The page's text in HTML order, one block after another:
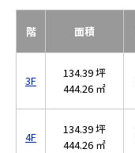
階 面積
3F
134.39 坪
444.26 ㎡
4F
134.39 坪
444.26 ㎡